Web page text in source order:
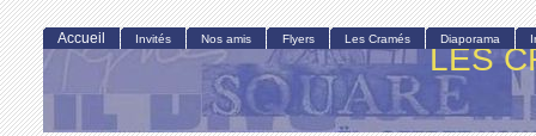
LES
Accueil Invités Nos amis Flyers Les Cramés Diaporama